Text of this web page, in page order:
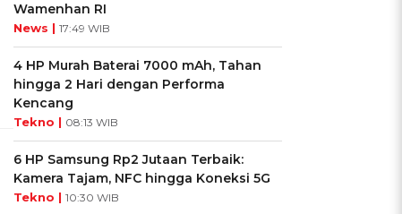
Wamenhan RI
News | 17:49 WIB
4 HP Murah Baterai 7000 mAh, Tahan
hingga 2 Hari dengan Performa
Kencang
Tekno | 08:13 WIB
6 HP Samsung Rp2 Jutaan Terbaik:
Kamera Tajam, NFC hingga Koneksi 5G
Tekno | 10:30 WIB